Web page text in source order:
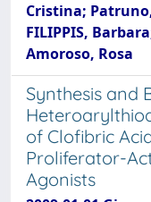
Cristina;
FILIPPIS,
Amoroso, Rosa
Synthesis and
of Clofibric
Proliferator-
Agonists